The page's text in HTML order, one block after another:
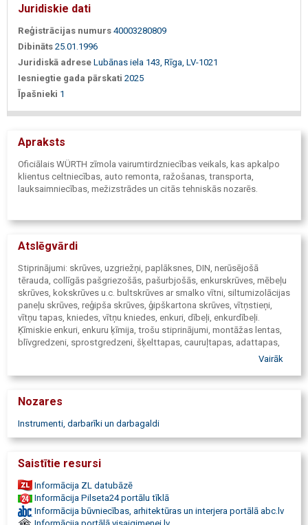
Juridiskie dati
Reģistrācijas numurs 40003280809
Dibināts 25.01.1996
Juridiskā adrese Lubānas iela 143, Rīga, LV-1021
Iesniegtie gada pārskati 2025
Īpašnieki 1
Apraksts
Oficiālais WÜRTH zīmola vairumtirdzniecības veikals, kas apkalpo
klientus celtniecības, auto remonta, ražošanas, transporta,
lauksaimniecības, mežizstrādes un citās tehniskās nozarēs.
Atslēgvārdi
Stiprinājumi: skrūves, uzgriežņi, paplāksnes, DIN, nerūsējošā
tērauda, collīgās pašgriezošās, pašurbjošās, enkurskrūves, mēbeļu
skrūves, kokskrūves u.c. bultskrūves ar smalko vītni, siltumizolācijas
paneļu skrūves, reģipša skrūves, ģipškartona skrūves, vītņstieņi,
vītņu tapas, kniedes, vītņu kniedes, enkuri, dībeļi, enkurdībeļi.
Ķīmiskie enkuri, enkuru ķīmija, trošu stiprinājumi, montāžas lentas,
blīvgredzeni, sprostgredzeni, šķelttapas, cauruļtapas, adattapas,
profili, skavas, cauruļskavas, cauruļvadu stiprinājumi, sprinkleru
iekārtas, dimanta urbšanas instrumenti, lāzera mērinstrumenti.
autospuldzes, bākugunis, akumulatoru spailes, balansējamie
pulēšanas pastas, autošampūni, motora blīvēšanas silikoni,
hermētiķi. Griezējdiski, slīpdiski, abrazīvie diski, dimanta
kroņurbji, vītņurbji, SDS urbji, punktmetināšanas urbji, vītņgrieži,
frēzes. Rokas instrumenti: uzgriežņu atslēgas, muciņas, skrūvgrieži,
stangas, knaibles tarkšķatslēgas, dinamometriskās atslēgas,
metāla šķēres, āmuri, kalti, dorņi, laužņi, bīdmēri, mērlentes,
līmeņrāži, vīles, zāģi, naži, gultņu novilcēji, triecienizturīgie
Vairāk
Nozares
Instrumenti, darbarīki un darbagaldi
Saistītie resursi
Informācija ZL datubāzē
Informācija Pilseta24 portālu tīklā
Informācija būvniecības, arhitektūras un interjera portālā abc.lv